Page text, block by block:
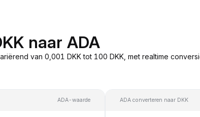
naar ADA
van 0,001 DKK tot 100 DKK, met realtime
ADA-waarde ADA converteren naar DKK